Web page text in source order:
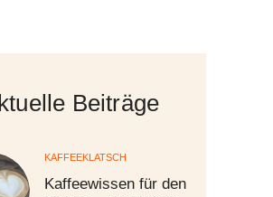
Beiträge
KAFFEEKLATSCH
Kaffeewissen für den